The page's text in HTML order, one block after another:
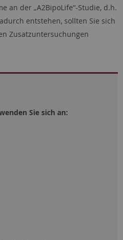
an der „A2BipoLife“-Studie, d.h.
entstehen, sollten Sie sich
Zusatzuntersuchungen
Sie sich an: